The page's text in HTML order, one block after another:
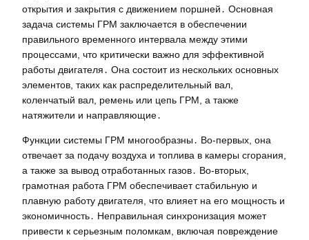
открытия и закрытия с движением поршней․ Основная
задача системы ГРМ заключается в обеспечении
правильного временного интервала между этими
процессами, что критически важно для эффективной
работы двигателя․ Она состоит из нескольких основных
элементов, таких как распределительный вал,
коленчатый вал, ремень или цепь ГРМ, а также
натяжители и направляющие․
Функции системы ГРМ многообразны․ Во-первых, она
отвечает за подачу воздуха и топлива в камеры сгорания,
а также за вывод отработанных газов․ Во-вторых,
грамотная работа ГРМ обеспечивает стабильную и
плавную работу двигателя, что влияет на его мощность и
экономичность․ Неправильная синхронизация может
привести к серьезным поломкам, включая повреждение